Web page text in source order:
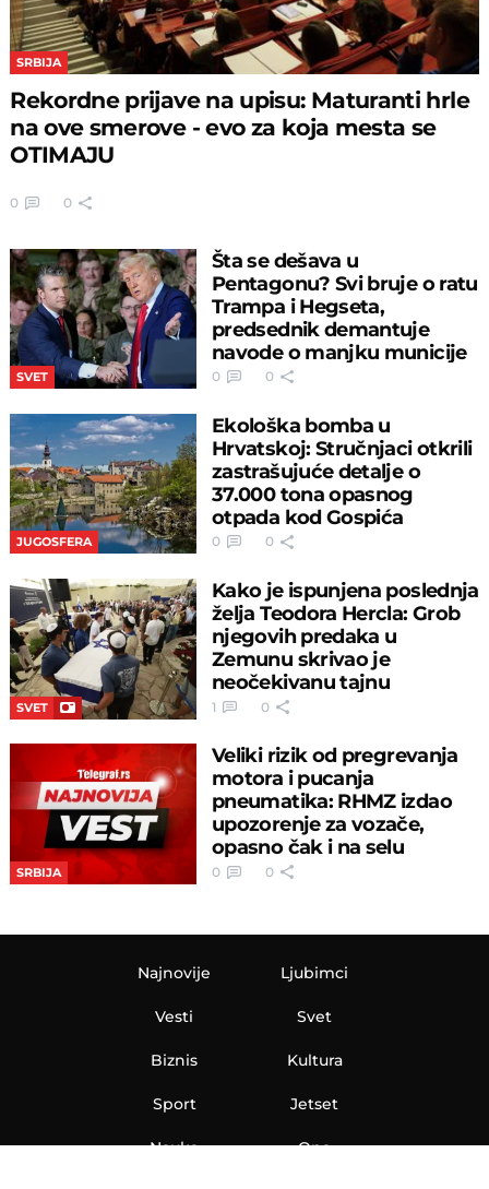
SRBIJA
Rekordne prijave na upisu: Maturanti hrle
na ove smerove - evo za koja mesta se
OTIMAJU
0 0
SVET
Šta se dešava u
Pentagonu? Svi bruje o ratu
Trampa i Hegseta,
predsednik demantuje
navode o manjku municije
0 0
JUGOSFERA
Ekološka bomba u
Hrvatskoj: Stručnjaci otkrili
zastrašujuće detalje o
37.000 tona opasnog
otpada kod Gospića
0 0
SVET
Kako je ispunjena poslednja
želja Teodora Hercla: Grob
njegovih predaka u
Zemunu skrivao je
neočekivanu tajnu
1 0
SRBIJA
Veliki rizik od pregrevanja
motora i pucanja
pneumatika: RHMZ izdao
upozorenje za vozače,
opasno čak i na selu
0 0
Najnovije
Vesti
Biznis
Sport
Nauka
Ljubimci
Svet
Kultura
Jetset
Ona